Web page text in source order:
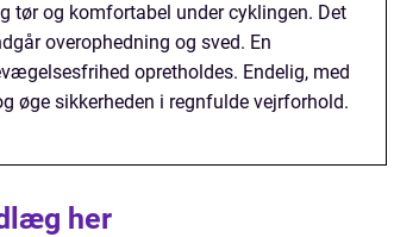
tør og komfortabel under cyklingen. Det
overophedning og sved. En
opretholdes. Endelig, med
øge sikkerheden i regnfulde vejrforhold.
her